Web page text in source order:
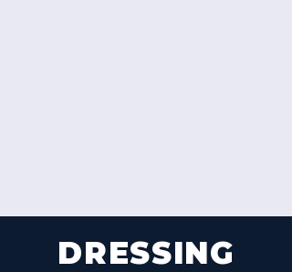
DRESSING